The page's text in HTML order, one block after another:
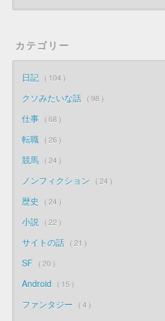
カテゴリー
日記 104
クソみたいな話 98
仕事 68
転職 26
競馬 24
ノンフィクション 24
歴史 24
小説 22
サイトの話 21
SF 20
Android 15
ファンタジー 4